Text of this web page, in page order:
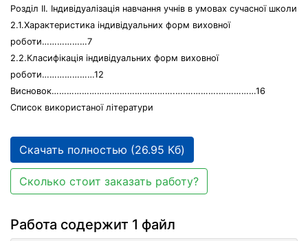
Розділ II. Індивідуалізація навчання учнів в умовах сучасної школи
2.1.Характеристика індивідуальних форм виховної
роботи………………7
2.2.Класифікація індивідуальних форм виховної
роботи…………………12
Висновок………………………………………….….………….……………16
Список використаної літератури
Скачать полностью (26.95 Кб)
Сколько стоит заказать работу?
Работа содержит 1 файл